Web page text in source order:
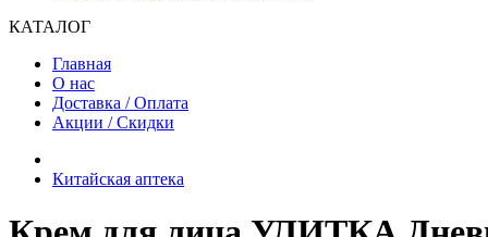
КАТАЛОГ
Главная
О нас
Доставка / Оплата
Акции / Скидки
Китайская аптека